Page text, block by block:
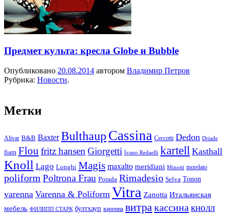
Предмет культа: кресла Globe и Bubble
Опубликовано 20.08.2014 автором Владимир Петров
Рубрика: Новости.
Метки
Alivar B&B Baxter Bulthaup Cassina Ceccotti Dedon Driade
fiam Flou fritz hansen Giorgetti Ivano Redaelli kartell Kasthall
Knoll Lago Longhi Magis maxalto meridiani Minotti morelato
poliform Poltrona Frau Porada Rimadesio Selva Tonon
varenna Varenna & Poliform Vitra Zanotta Итальянская
мебель ФИЛИПП СТАРК бултхауп варенна витра кассина кнолл